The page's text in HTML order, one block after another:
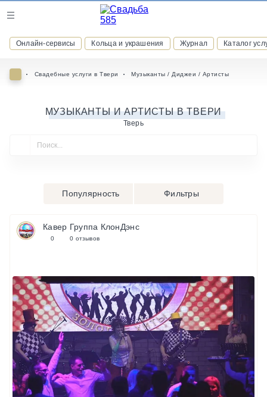
Онлайн-сервисы Кольца и украшения Журнал Каталог
ВСТУПАЙТЕ В КЛУБ ПРИВИЛЕГИЙ
Свадебные услуги в Твери Музыканты / Диджеи / Артисты
МУЗЫКАНТЫ И АРТИСТЫ В ТВЕРИ
Тверь
Популярность Фильтры
Кавер Группа КлонДэнс
0 0 отзывов